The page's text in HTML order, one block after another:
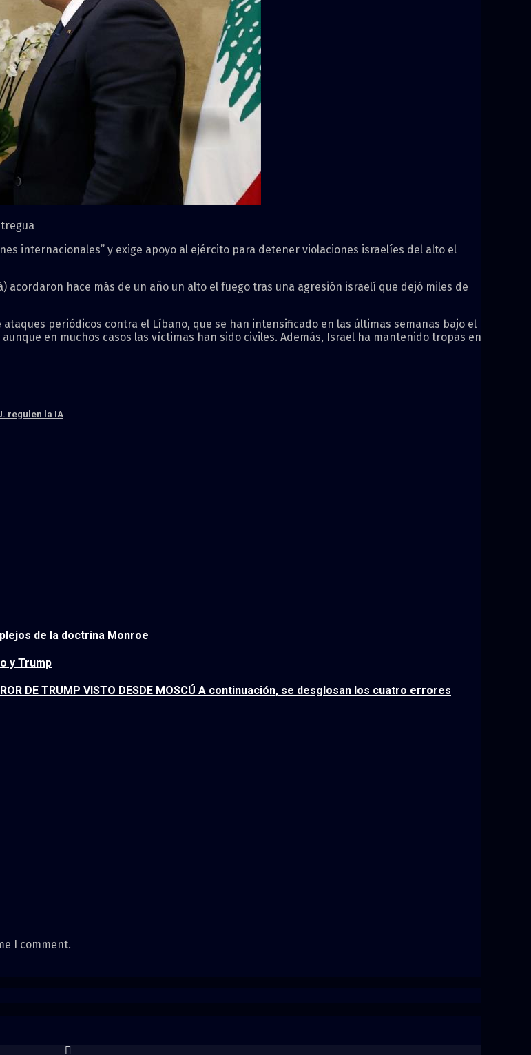
internacionales” y exige apoyo al ejército para detener violaciones israelíes del alto el
acordaron hace más de un año un alto el fuego tras una agresión israelí que dejó miles de
periódicos contra el Líbano, que se han intensificado en las últimas semanas bajo el
en muchos casos las víctimas han sido civiles. Además, Israel ha mantenido tropas en
regulen la IA
de la doctrina Monroe
y Trump
DE TRUMP VISTO DESDE MOSCÚ A continuación, se desglosan los cuatro errores
I comment.